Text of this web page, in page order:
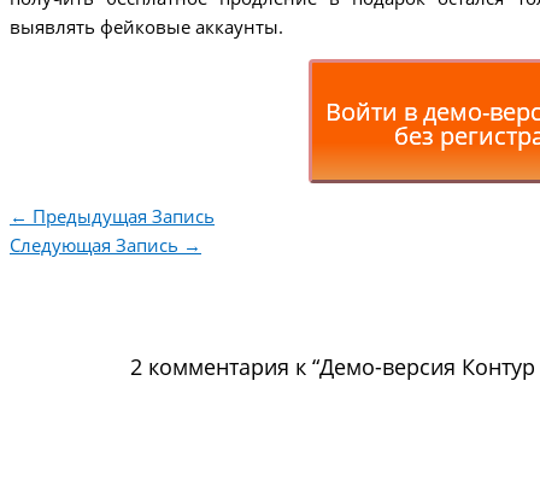
выявлять фейковые аккаунты.
Войти в демо-
без
← Предыдущая Запись
Следующая Запись →
2 комментария к “Демо-версия